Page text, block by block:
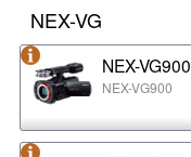
NEX-VG
NEX-VG900
NEX-VG900